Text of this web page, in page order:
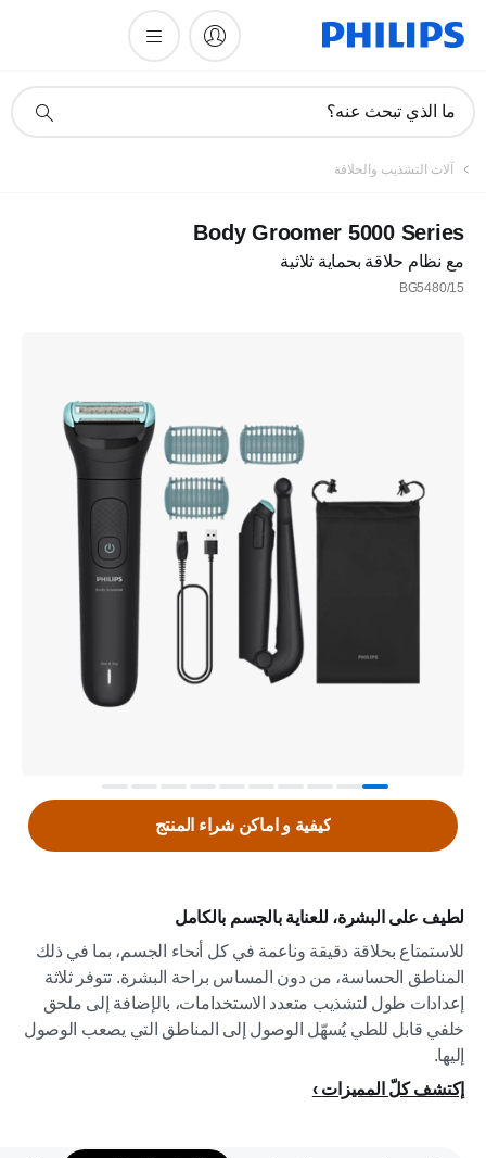
دعم
ما الذي تبحث عنه؟
آلات التشذيب والحلاقة
Body Groomer 5000 Series
مع نظام حلاقة بحماية ثلاثية
BG5480/15
لطيف على البشرة، للعناية بالجسم بالكامل
للاستمتاع بحلاقة دقيقة وناعمة في كل أنحاء الجسم، بما في ذلك
المناطق الحساسة، من دون المساس براحة البشرة. تتوفر ثلاثة
إعدادات طول لتشذيب متعدد الاستخدامات، بالإضافة إلى ملحق
خلفي قابل للطي يُسهّل الوصول إلى المناطق التي يصعب الوصول
إليها.
إكتشف كلّ المميزات
كيفية و اماكن شراء المنتج